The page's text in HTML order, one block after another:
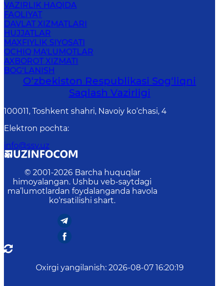
VAZIRLIK HAQIDA
FAOLIYAT
DAVLAT XIZMATLARI
HUJJATLAR
MAXFIYLIK SIYOSATI
OCHIQ MA'LUMOTLAR
AXBOROT XIZMATI
BOG‘LANISH
O‘zbеkistоn Rеspublikаsi Sоg‘liqni
Saqlash Vаzirligi
100011, Toshkent shahri, Navoiy ko‘chаsi, 4
Elektron pochta:
info@ssv.uz
© 2001-2026 Barcha huquqlar
himoyalangan. Ushbu veb-saytdagi
ma’lumotlardan foydalanganda havola
ko‘rsatilishi shart.
Oxirgi yangilanish: 2026-08-07 16:20:19